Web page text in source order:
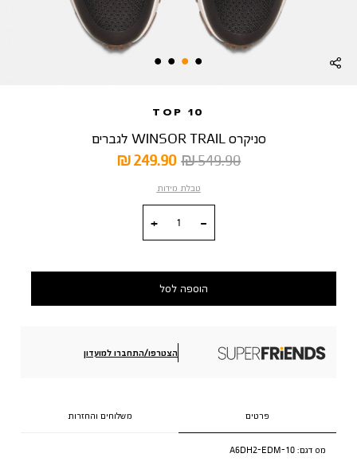
TOP 10
סניקרס WINSOR TRAIL לגברים
מחיר
מוצר
249.90 ₪
מחיר
549.90 ₪
טבלת מידות
הוספה לסל
הצטרפו/התחברו למועדון
פרטים משלוחים והחזרות
מס דגם: A6DH2-EDM-10